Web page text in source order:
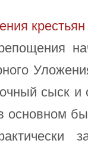
крестьян
сыск и
основном